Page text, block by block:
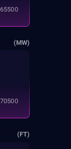
(MW)
(FT)